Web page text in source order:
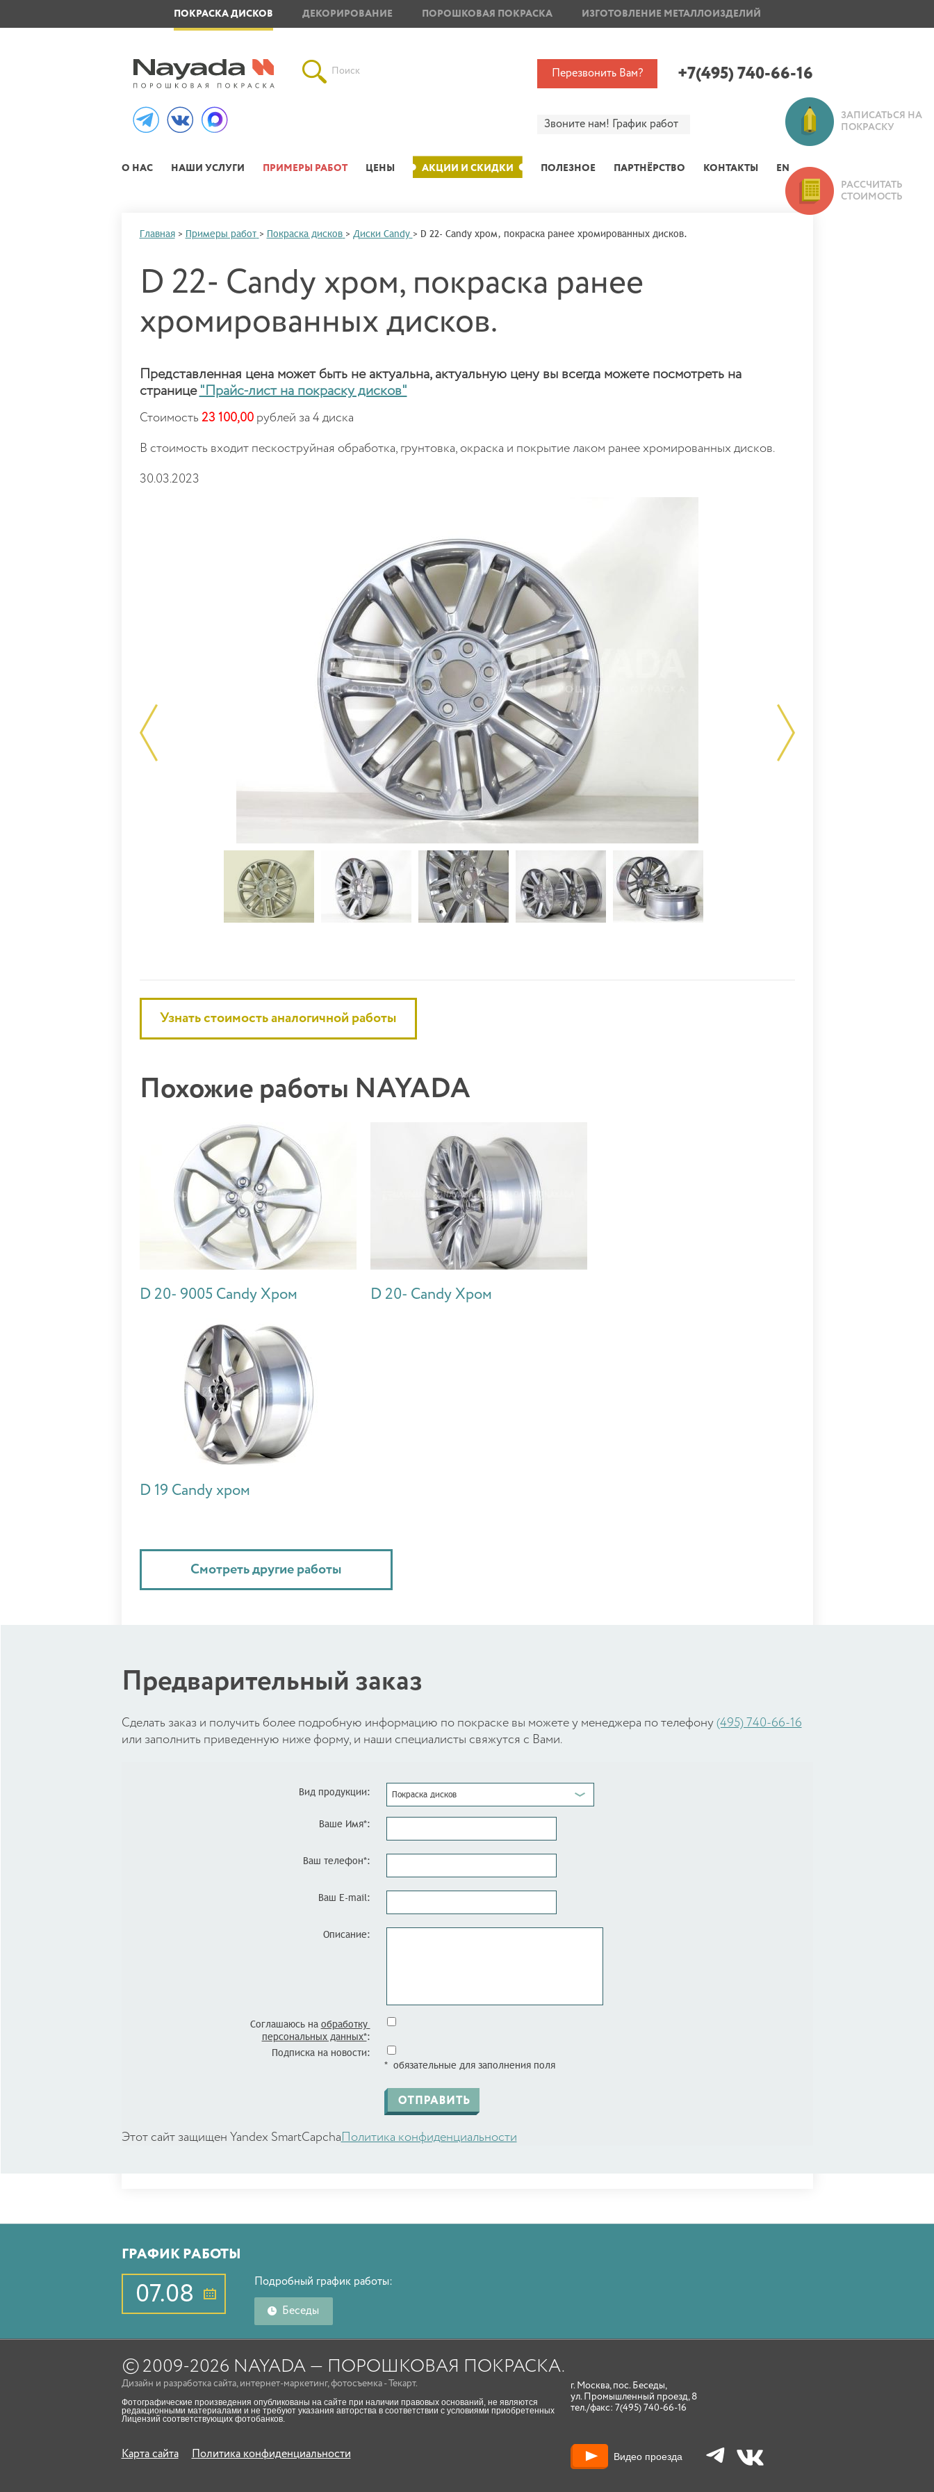
ПОКРАСКА ДИСКОВ ДЕКОРИРОВАНИЕ ПОРОШКОВАЯ ПОКРАСКА ИЗГОТОВЛЕНИЕ МЕТАЛЛОИЗДЕЛИЙ
Поиск Перезвонить Вам? +7(495) 740-66-16
Звоните нам! График работ
О НАС НАШИ УСЛУГИ ПРИМЕРЫ РАБОТ ЦЕНЫ АКЦИИ И СКИДКИ ПОЛЕЗНОЕ ПАРТНЁРСТВО КОНТАКТЫ EN
Главная > Примеры работ > Покраска дисков > Диски Candy > D 22- Candy хром, покраска ранее хромированных дисков.
D 22- Candy хром, покраска ранее
хромированных дисков.
Представленная цена может быть не актуальна, актуальную цену вы всегда можете посмотреть на
странице "Прайс-лист на покраску дисков"
Стоимость 23 100,00рублей за 4 диска
В стоимость входит пескоструйная обработка, грунтовка, окраска и покрытие лаком ранее хромированных дисков.
30.03.2023
Узнать стоимость аналогичной работы
Похожие работы NAYADA
D 20- 9005 Candy Хром D 20- Candy Хром
D 19 Candy хром
Смотреть другие работы
Предварительный заказ
Cделать заказ и получить более подробную информацию по покраске вы можете у менеджера по телефону (495) 740-66-16
или заполнить приведенную ниже форму, и наши специалисты свяжутся с Вами.
Вид продукции: Покраска дисков
Ваше Имя*:
Ваш телефон*:
Ваш E-mail:
Описание:
Соглашаюсь на обработку
персональных данных*:
Подписка на новости:
* обязательные для заполнения поля
Этот сайт защищен Yandex SmartCapcha Политика конфиденциальности
ЗАПИСАТЬСЯ НА
ПОКРАСКУ
РАССЧИТАТЬ
СТОИМОСТЬ
ГРАФИК РАБОТЫ
07.08 Подробный график работы:
Беседы
© 2009-2026 NAYADA — ПОРОШКОВАЯ ПОКРАСКА.
Дизайн и разработка сайта, интернет-маркетинг,фотосъемка- Текарт.
Фотографические произведения опубликованы на сайте при наличии правовых оснований, не являются
редакционными материалами и не требуют указания авторства в соответствии с условиями приобретенных
Лицензий соответствующих фотобанков.
г. Москва, пос. Беседы,
ул. Промышленный проезд, 8
тел./факс: 7(495) 740-66-16
Карта сайта Политика конфиденциальности Видео проезда